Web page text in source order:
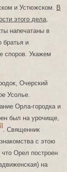
и Устюжском. В
этого дела
напечатаны в
братья и
споров. Укажем
Очерский
Усолье.
Орла-городка и
был на урочище,
. Священник
с этою
Орел построен
на